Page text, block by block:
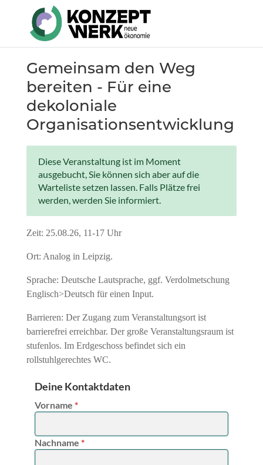
Gemeinsam den Weg
bereiten - Für eine
dekoloniale
Organisationsentwicklung
Diese Veranstaltung ist im Moment
ausgebucht, Sie können sich aber auf die
Warteliste setzen lassen. Falls Plätze frei
werden, werden Sie informiert.
Zeit: 25.08.26, 11-17 Uhr
Ort: Analog in Leipzig.
Sprache: Deutsche Lautsprache, ggf. Verdolmetschung
Englisch>Deutsch für einen Input.
Barrieren: Der Zugang zum Veranstaltungsort ist
barrierefrei erreichbar. Der große Veranstaltungsraum ist
stufenlos. Im Erdgeschoss befindet sich ein
rollstuhlgerechtes WC.
Deine Kontaktdaten
Vorname *
Nachname *